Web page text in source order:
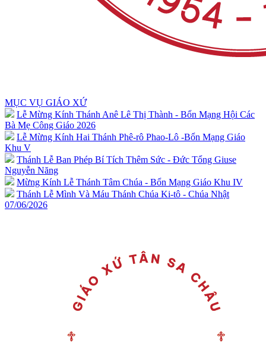
MỤC VỤ GIÁO XỨ
Lễ Mừng Kính Thánh Anê Lê Thị Thành - Bổn Mạng Hội Các
Bà Mẹ Công Giáo 2026
Lễ Mừng Kính Hai Thánh Phê-rô Phao-Lô -Bổn Mạng Giáo
Khu V
Thánh Lễ Ban Phép Bí Tích Thêm Sức - Đức Tổng Giuse
Nguyễn Năng
Mừng Kính Lễ Thánh Tâm Chúa - Bổn Mạng Giáo Khu IV
Thánh Lễ Mình Và Máu Thánh Chúa Ki-tô - Chúa Nhật
07/06/2026